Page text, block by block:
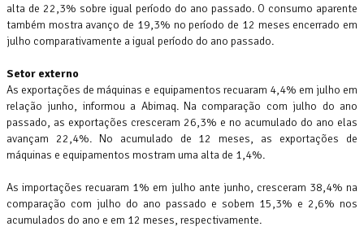
alta de 22,3% sobre igual período do ano passado. O consumo aparente
também mostra avanço de 19,3% no período de 12 meses encerrado em
julho comparativamente a igual período do ano passado.
Setor externo
As exportações de máquinas e equipamentos recuaram 4,4% em julho em
relação junho, informou a Abimaq. Na comparação com julho do ano
passado, as exportações cresceram 26,3% e no acumulado do ano elas
avançam 22,4%. No acumulado de 12 meses, as exportações de
máquinas e equipamentos mostram uma alta de 1,4%.
As importações recuaram 1% em julho ante junho, cresceram 38,4% na
comparação com julho do ano passado e sobem 15,3% e 2,6% nos
acumulados do ano e em 12 meses, respectivamente.